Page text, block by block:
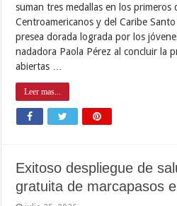
suman tres medallas en los primeros
Centroamericanos y del Caribe
presea dorada lograda por los
nadadora Paola Pérez al concluir la
abiertas …
Leer mas...
Exitoso despliegue de
gratuita de marcapasos